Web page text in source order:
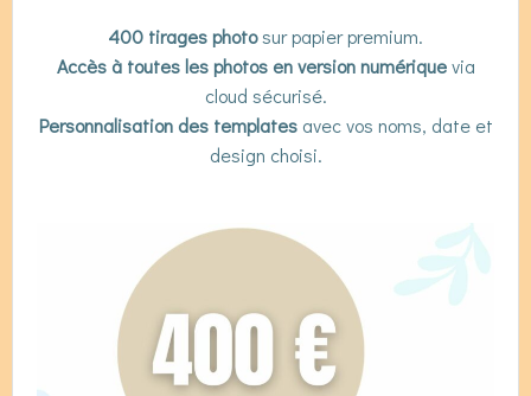
400 tirages photosur papier premium.
Accès à toutes les photos en version numériquevia
cloud sécurisé.
Personnalisation des templatesavec vos noms, date et
design choisi.